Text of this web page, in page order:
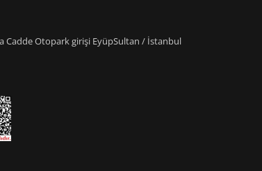
Cadde Otopark girişi EyüpSultan / İstanbul